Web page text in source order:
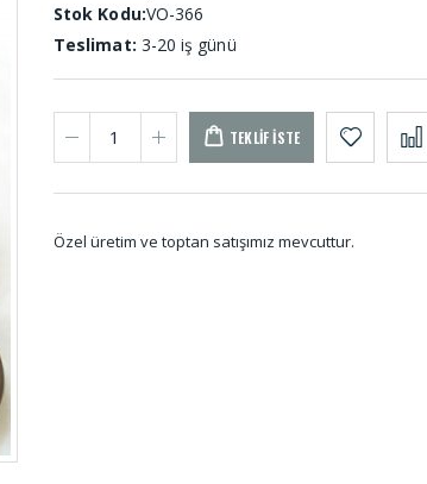
Stok Kodu:VO-366
Teslimat: 3-20 iş günü
TEKLIF İSTE
Özel üretim ve toptan satışımız mevcuttur.